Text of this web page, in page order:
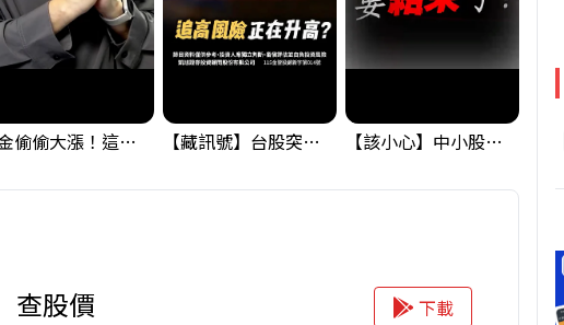
黃金偷偷大漲！這才是決定台股生死的「真風向球」！｜Mr.Jimmy高志銘 #黃金 #美元指數 #聯準會 【藏訊號】台股突破季線，週一我提醒了這個關鍵訊號 【該小心】中小股派對結束 ? 關鍵訊號都指向...
查股價
下載